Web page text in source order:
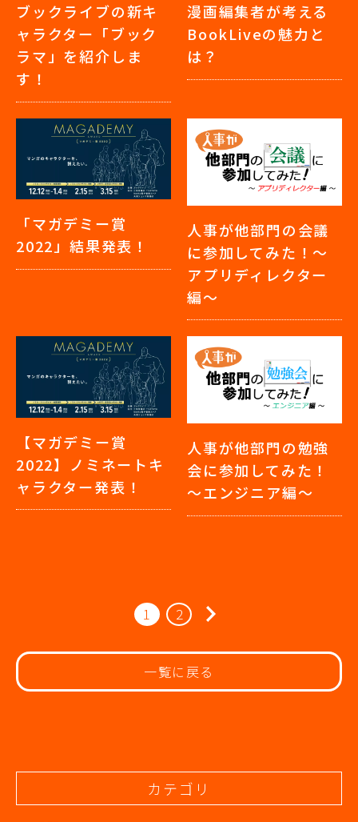
カテゴリ
ブックライブの新キ
ャラクター「ブック
ラマ」を紹介しま
す！
漫画編集者が考える
BookLiveの魅力と
は？
「マガデミー賞
2022」結果発表！
人事が他部門の会議
に参加してみた！～
アプリディレクター
編～
【マガデミー賞
2022】ノミネートキ
ャラクター発表！
人事が他部門の勉強
会に参加してみた！
～エンジニア編～
1 2
一覧に戻る